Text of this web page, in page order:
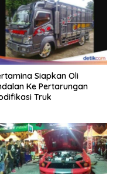
Siapkan Oli
Ke Pertarungan
Truk